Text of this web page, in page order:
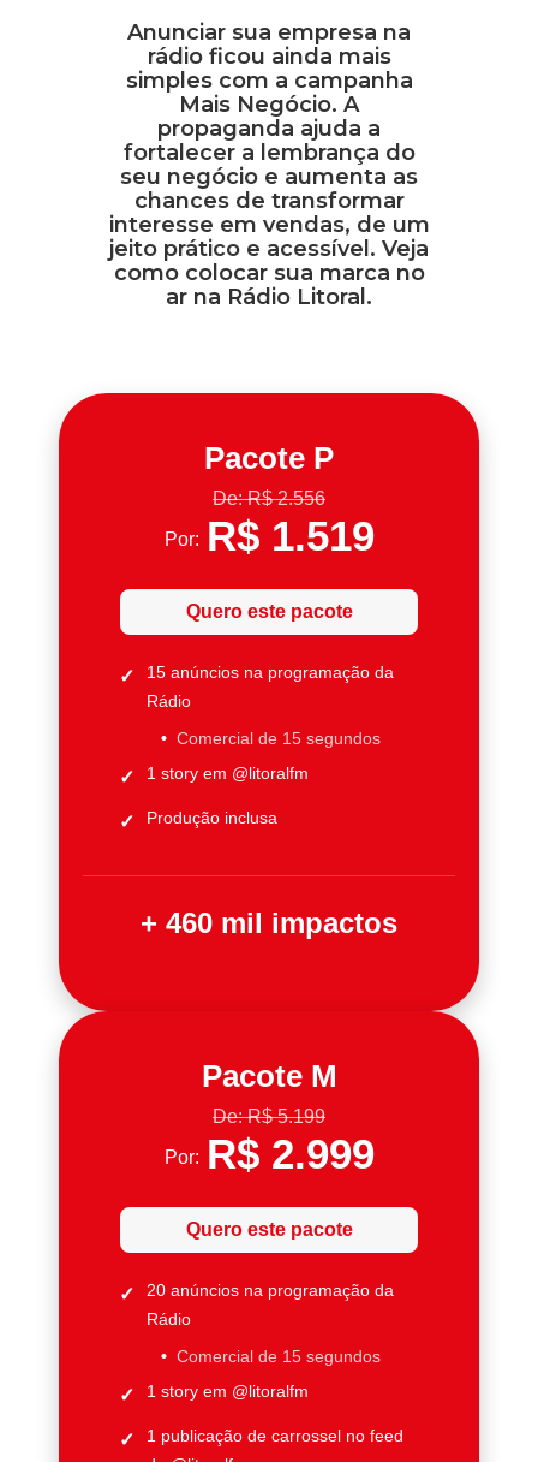
Anunciar sua empresa na
rádio ficou ainda mais
simples com a campanha
Mais Negócio. A
propaganda ajuda a
fortalecer a lembrança do
seu negócio e aumenta as
chances de transformar
interesse em vendas, de um
jeito prático e acessível. Veja
como colocar sua marca no
ar na Rádio Litoral.
Pacote P
De: R$ 2.556
Por: R$ 1.519
Quero este pacote
15 anúncios na programação da
Rádio
Comercial de 15 segundos
1 story em @litoralfm
Produção inclusa
+ 460 mil impactos
Pacote M
De: R$ 5.199
Por: R$ 2.999
Quero este pacote
20 anúncios na programação da
Rádio
Comercial de 15 segundos
1 story em @litoralfm
1 publicação de carrossel no feed